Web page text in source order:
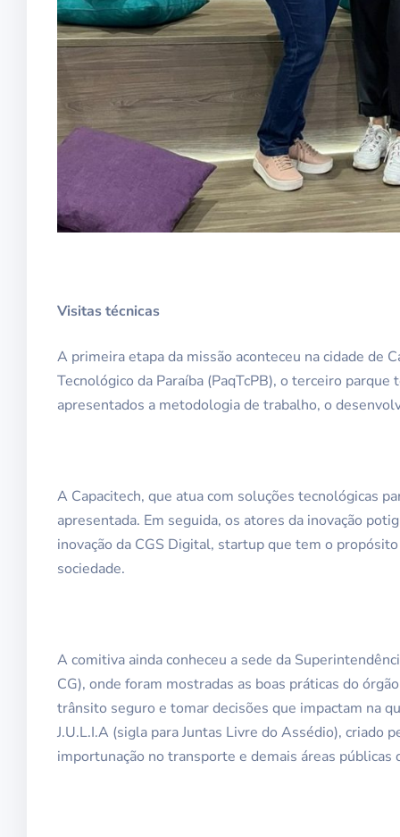
Visitas técnicas
A primeira etapa da missão aconteceu na cidade de
Tecnológico da Paraíba (PaqTcPB), o terceiro
apresentados a metodologia de trabalho, o
A Capacitech, que atua com soluções tecnológicas
apresentada. Em seguida, os atores da inovação
inovação da CGS Digital, startup que tem o
sociedade.
A comitiva ainda conheceu a sede da
CG), onde foram mostradas as boas práticas do
trânsito seguro e tomar decisões que impactam na
J.U.L.I.A (sigla para Juntas Livre do Assédio), criado
importunação no transporte e demais áreas públicas